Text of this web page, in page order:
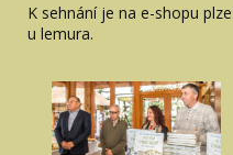
K sehnání je na e-shopu
u lemura.